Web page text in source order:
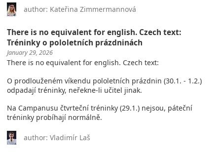
author: Kateřina Zimmermannová
There is no equivalent for english. Czech text:
Tréninky o pololetních prázdninách
January 29, 2026
There is no equivalent for english. Czech text:
O prodlouženém víkendu pololetních prázdnin (30.1. - 1.2.)
odpadají tréninky, neřekne-li učitel jinak.
Na Campanusu čtvrteční tréninky (29.1.) nejsou, páteční
tréninky probíhají normálně.
author: Vladimír Laš